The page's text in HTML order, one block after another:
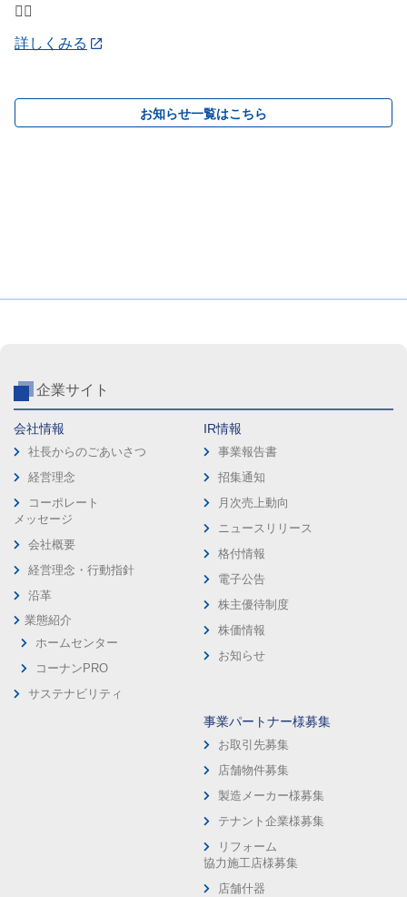
💁‍♀️
詳しくみる
お知らせ一覧はこちら
企業サイト
会社情報
社長からのごあいさつ
経営理念
コーポレート
メッセージ
会社概要
経営理念・行動指針
沿革
業態紹介
ホームセンター
コーナンPRO
サステナビリティ
IR情報
事業報告書
招集通知
月次売上動向
ニュースリリース
格付情報
電子公告
株主優待制度
株価情報
お知らせ
事業パートナー様募集
お取引先募集
店舗物件募集
製造メーカー様募集
テナント企業様募集
リフォーム
協力施工店様募集
店舗什器